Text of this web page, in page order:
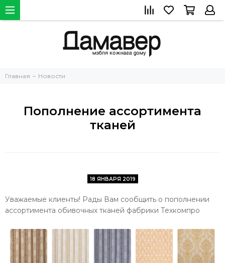
Главная Новости
Пополнение ассортимента
тканей
18 ЯНВАРЯ 2019
Уважаемые клиенты! Рады Вам сообщить о пополнении
ассортимента обивочных тканей фабрики Техкомпро